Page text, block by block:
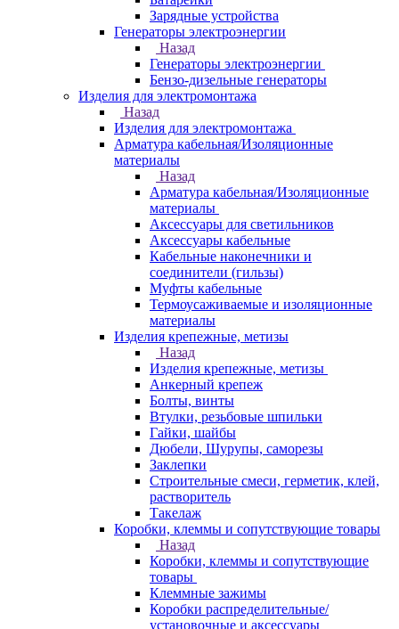
Зарядные устройства
Генераторы электроэнергии
Назад
Генераторы электроэнергии
Бензо-дизельные генераторы
Изделия для электромонтажа
Назад
Изделия для электромонтажа
Арматура кабельная/Изоляционные
материалы
Назад
Арматура кабельная/Изоляционные
материалы
Аксессуары для светильников
Аксессуары кабельные
Кабельные наконечники и
соединители (гильзы)
Муфты кабельные
Термоусаживаемые и изоляционные
материалы
Изделия крепежные, метизы
Назад
Изделия крепежные, метизы
Анкерный крепеж
Болты, винты
Втулки, резьбовые шпильки
Гайки, шайбы
Дюбели, Шурупы, саморезы
Заклепки
Строительные смеси, герметик, клей,
растворитель
Такелаж
Коробки, клеммы и сопутствующие товары
Назад
Коробки, клеммы и сопутствующие
товары
Клеммные зажимы
Коробки распределительные/
установочные и аксессуары